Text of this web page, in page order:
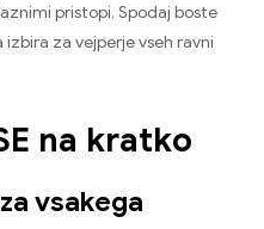
pristopi. Spodaj boste
izbira za vejperje vseh ravni
na kratko
vsakega